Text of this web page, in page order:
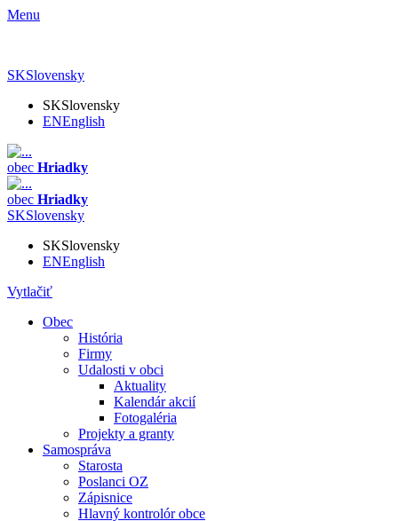
Menu
SKSlovensky
SKSlovensky
ENEnglish
obec Hriadky
obec Hriadky
SKSlovensky
SKSlovensky
ENEnglish
Vytlačiť
Obec
História
Firmy
Udalosti v obci
Aktuality
Kalendár akcií
Fotogaléria
Projekty a granty
Samospráva
Starosta
Poslanci OZ
Zápisnice
Hlavný kontrolór obce